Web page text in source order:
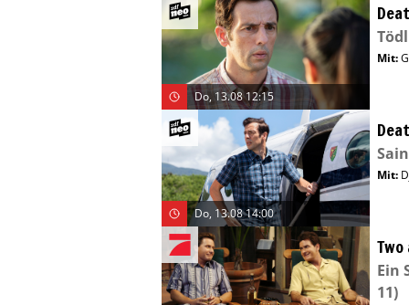
Do, 13.08 12:15
Mit:
Do, 13.08 14:00
Mit:
Ein
11)